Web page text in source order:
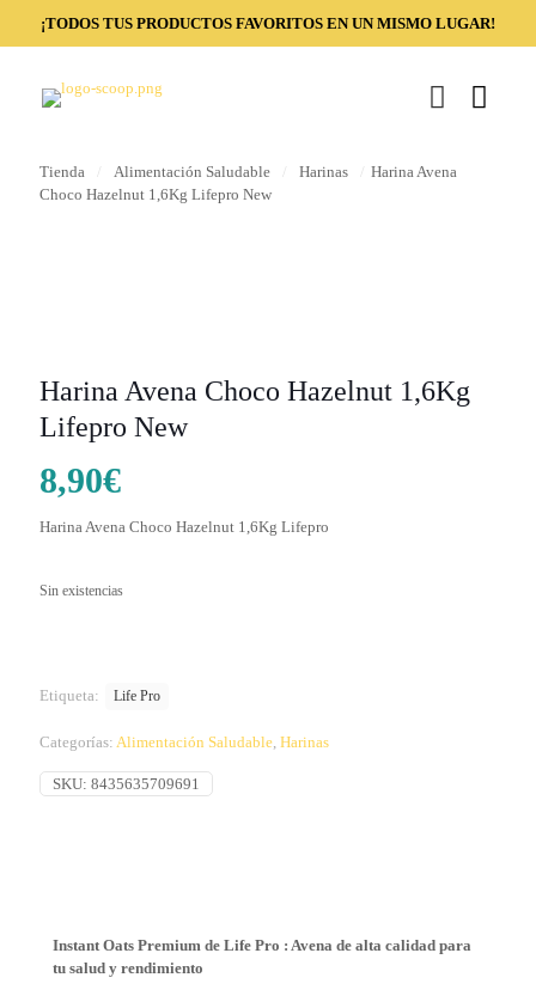
¡TODOS TUS PRODUCTOS FAVORITOS EN UN MISMO LUGAR!
Tienda Alimentación Saludable Harinas
Harina Avena
Choco Hazelnut 1,6Kg Lifepro New
Harina Avena Choco Hazelnut 1,6Kg
Lifepro New
8,90€
Harina Avena Choco Hazelnut 1,6Kg Lifepro
Sin existencias
Etiqueta: Life Pro
Categorías: Alimentación Saludable, Harinas
SKU: 8435635709691
Instant Oats Premium de Life Pro : Avena de alta calidad para
tu salud y rendimiento